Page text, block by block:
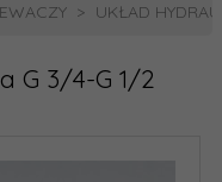
UKŁAD
G 3/4-G 1/2